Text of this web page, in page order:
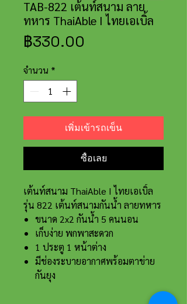
TAB-822 เต้นท์สนาม ลาย
ทหาร ThaiAble I ไทยเอเบิ้ล
฿330.00
จำนวน *
เพิ่มเข้ารถเข็น
ซื้อเลย
เต้นท์สนาม ThaiAble I ไทยเอเบิ้ล
รุ่น 822 เต้นท์สนามกันน้ำ ลายทหาร
ขนาด 2x2 กันน้ำ 5 คนนอน
เก็บง่าย พกพาสะดวก
1 ประตู 1 หน้าต่าง
มีช่องระบายอากาศพร้อมตาข่าย
กันยุง